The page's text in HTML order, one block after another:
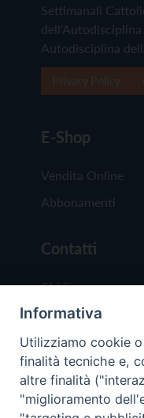
Settimanali
Autodisciplina
E-Shop
Vendita Online
Abbonamenti
Contatti
Chi Siamo
Redazione
Scrivici
Informativa
Utilizziamo cookie
finalità tecniche e,
altre finalità
"miglioramento